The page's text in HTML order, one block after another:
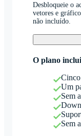
Desbloqueie o
vetores e
não incluído.
O plano
Um
Sem
Sem